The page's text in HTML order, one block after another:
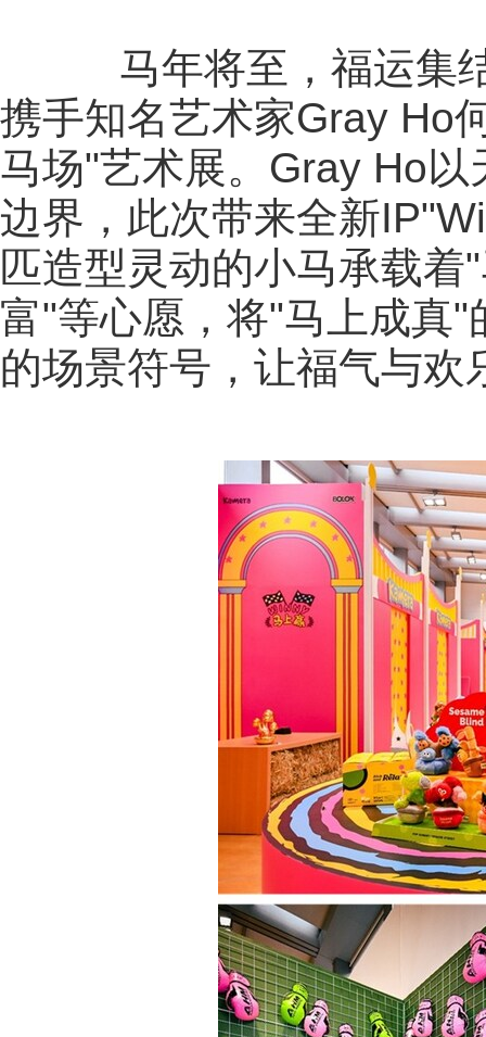
马年将至，福运集结
携手知名艺术家Gray Ho
马场"艺术展。Gray Ho
边界，此次带来全新
匹造型灵动的小马承载
富"等心愿，将"马上成真
的场景符号，让福气与欢